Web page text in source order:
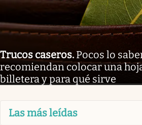
Trucos caseros. Pocos lo
recomiendan colocar una
billetera y para qué sirve
Las más leídas